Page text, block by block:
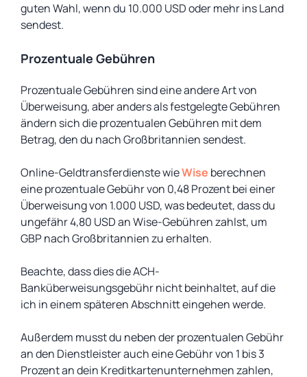
guten Wahl, wenn du 10.000 USD oder mehr ins Land
sendest.
Prozentuale Gebühren
Prozentuale Gebühren sind eine andere Art von
Überweisung, aber anders als festgelegte Gebühren
ändern sich die prozentualen Gebühren mit dem
Betrag, den du nach Großbritannien sendest.
Online-Geldtransferdienste wieWise berechnen
eine prozentuale Gebühr von 0,48 Prozent bei einer
Überweisung von 1.000 USD, was bedeutet, dass du
ungefähr 4,80 USD an Wise-Gebühren zahlst, um
GBP nach Großbritannien zu erhalten.
Beachte, dass dies die ACH-
Banküberweisungsgebühr nicht beinhaltet, auf die
ich in einem späteren Abschnitt eingehen werde.
Außerdem musst du neben der prozentualen Gebühr
an den Dienstleister auch eine Gebühr von 1 bis 3
Prozent an dein Kreditkartenunternehmen zahlen,